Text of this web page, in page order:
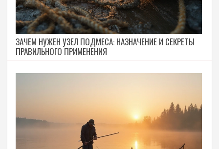
ЗАЧЕМ НУЖЕН УЗЕЛ ПОДМЕСА: НАЗНАЧЕНИЕ И СЕКРЕТЫ
ПРАВИЛЬНОГО ПРИМЕНЕНИЯ